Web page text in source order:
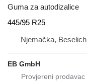
Guma za autodizalice
445/95 R25
Njemačka, Beselich
EB GmbH